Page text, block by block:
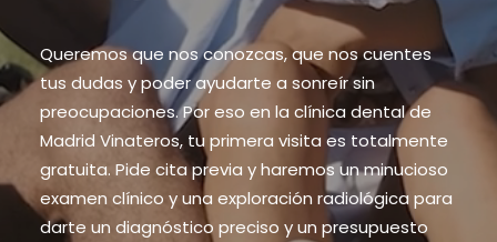
Queremos que nos conozcas, que nos cuentes
tus dudas y poder ayudarte a sonreír sin
preocupaciones. Por eso en la clínica dental de
Madrid Vinateros, tu primera visita es totalmente
gratuita. Pide cita previa y haremos un minucioso
examen clínico y una exploración radiológica para
darte un diagnóstico preciso y un presupuesto